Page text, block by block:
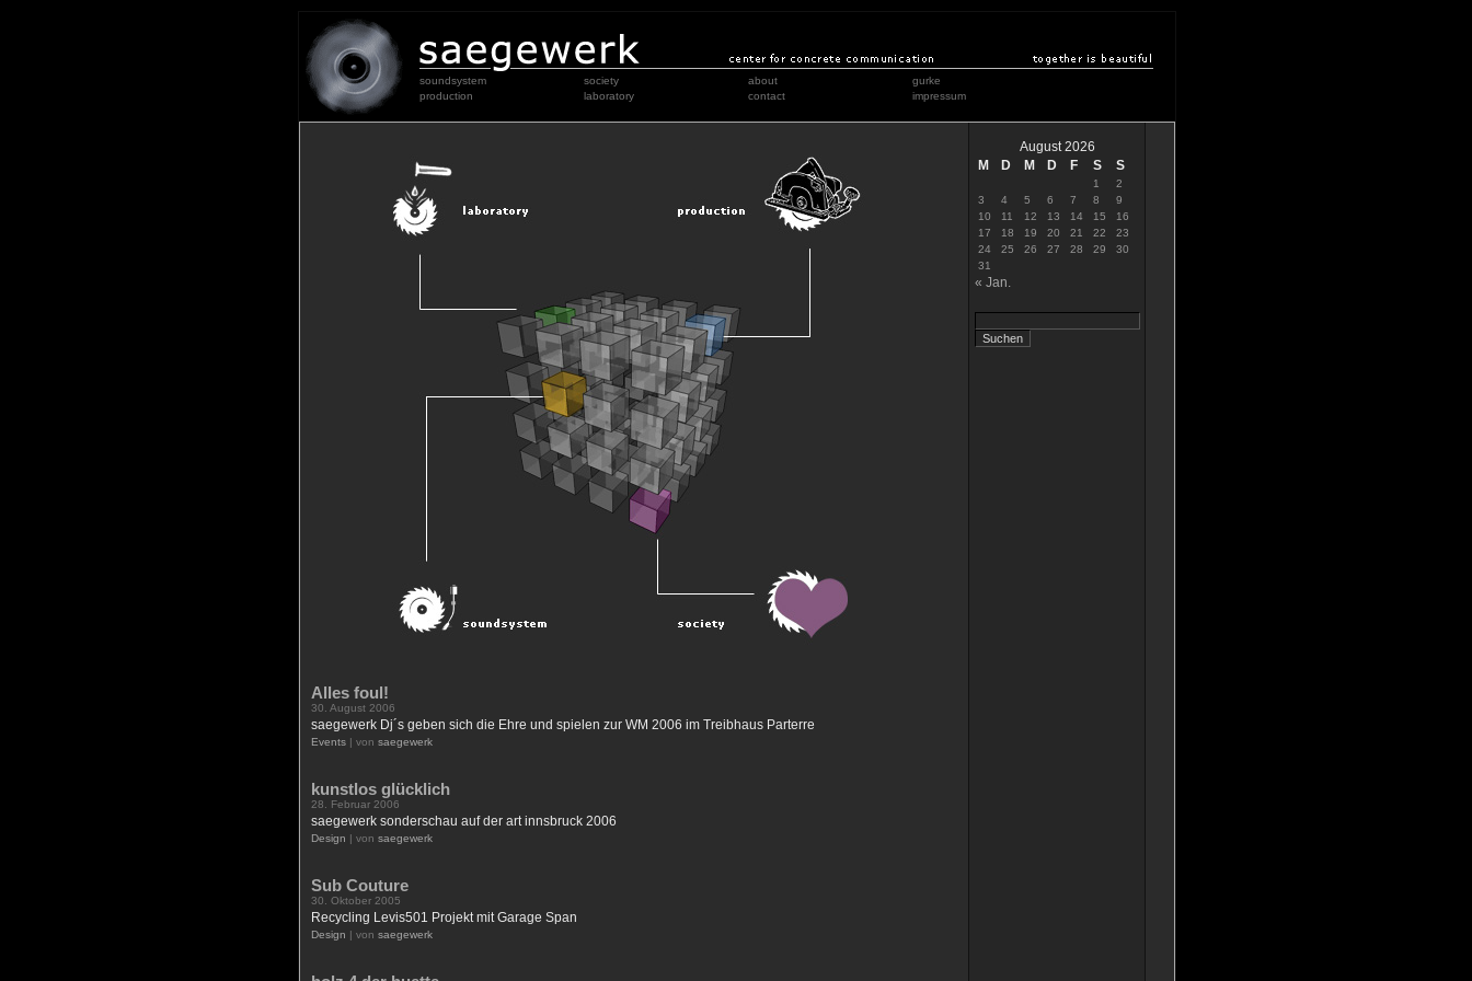
soundsystem
production
society
laboratory
about
contact
gurke
impressum
Alles foul!
30. August 2006
saegewerk Dj´s geben sich die Ehre und spielen zur WM 2006 im Treibhaus Parterre
Events | von saegewerk
kunstlos glücklich
28. Februar 2006
saegewerk sonderschau auf der art innsbruck 2006
Design | von saegewerk
Sub Couture
30. Oktober 2005
Recycling Levis501 Projekt mit Garage Span
Design | von saegewerk
August 2026
M
D M D F S S
1
2
3
4 5 6 7 8
9
10
11 12 13 14 15
16
17
18 19 20 21 22
23
24
25 26 27 28 29
30
31
« Jan.